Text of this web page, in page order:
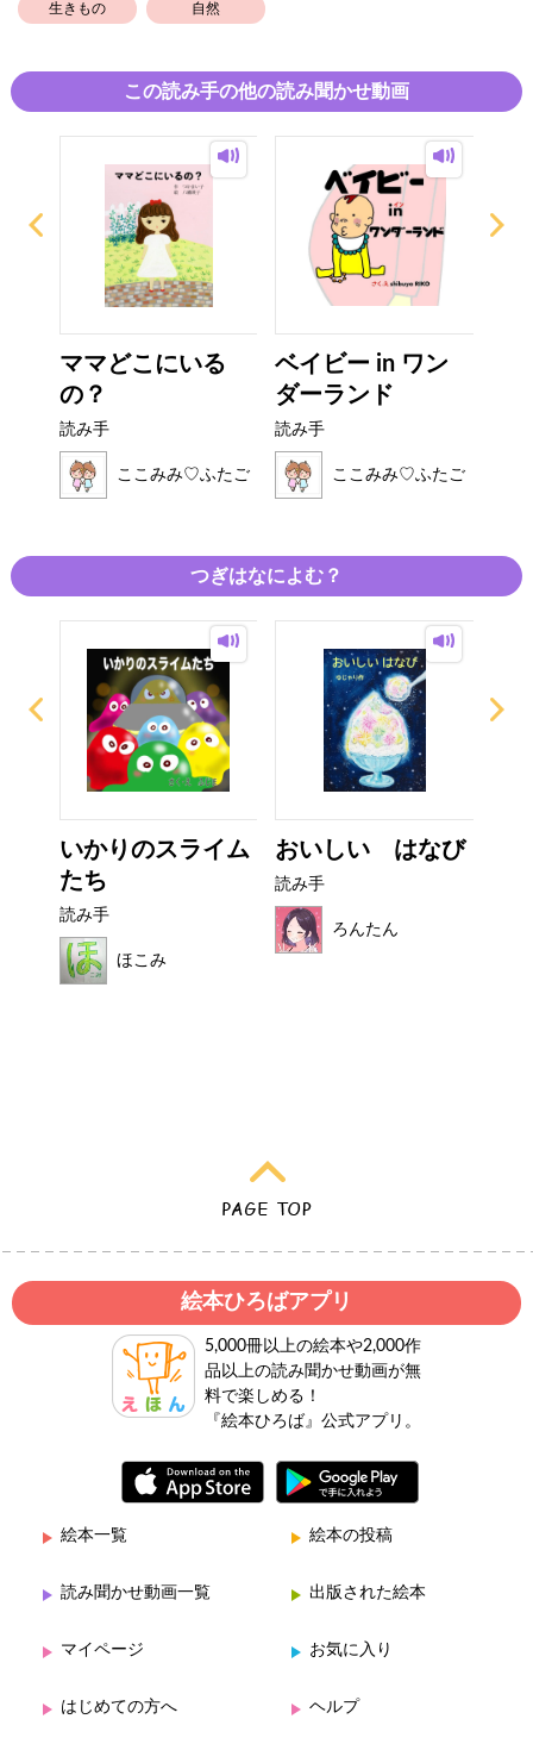
生きもの 自然
この読み手の他の読み聞かせ動画
ママどこにいる
の？
読み手
ここみみ♡ふたご
ベイビー in ワン
ダーランド
読み手
ここみみ♡ふたご
つぎはなによむ？
いかりのスライム
たち
読み手
ほこみ
おいしい はなび
読み手
ろんたん
絵本ひろばアプリ
5,000冊以上の絵本や2,000作
品以上の読み聞かせ動画が無
料で楽しめる！
『絵本ひろば』公式アプリ。
絵本一覧 絵本の投稿
読み聞かせ動画一覧 出版された絵本
マイページ お気に入り
はじめての方へ ヘルプ